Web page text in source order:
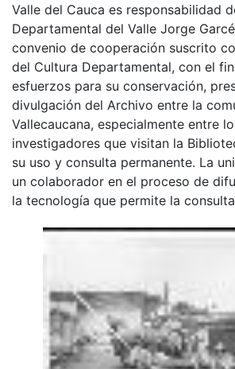
Valle del Cauca es responsabilidad
Departamental del Valle Jorge
convenio de cooperación suscrito
del Cultura Departamental, con el
esfuerzos para su conservación,
divulgación del Archivo entre la
Vallecaucana, especialmente entre
investigadores que visitan la
su uso y consulta permanente. La
un colaborador en el proceso de
la tecnología que permite la